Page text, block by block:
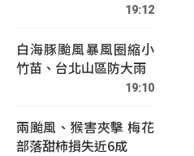
19:12
白海豚颱風暴風圈縮小
竹苗、台北山區防大雨
19:10
兩颱風、猴害夾擊 梅花
部落甜柿損失近6成